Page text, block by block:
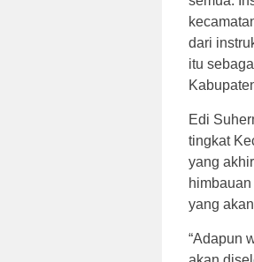
dari
itu
Edi
tingkat
yang
yang
“Adapun